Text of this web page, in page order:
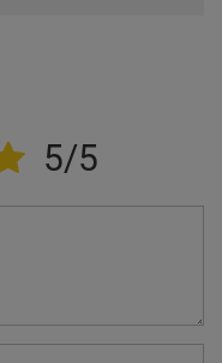
5/5